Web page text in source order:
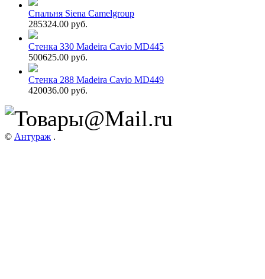
Спальня Siena Camelgroup
285324.00 руб.
Стенка 330 Madeira Cavio MD445
500625.00 руб.
Стенка 288 Madeira Cavio MD449
420036.00 руб.
© Антураж .